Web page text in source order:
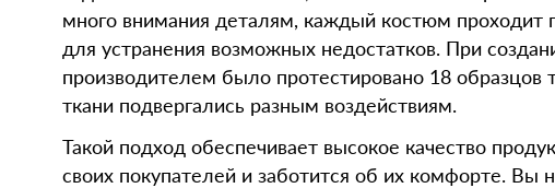
много внимания деталям, каждый костюм проходит
для устранения возможных недостатков. При
производителем было протестировано 18 образцов
ткани подвергались разным воздействиям.
Такой подход обеспечивает высокое качество
своих покупателей и заботится об их комфорте. Вы